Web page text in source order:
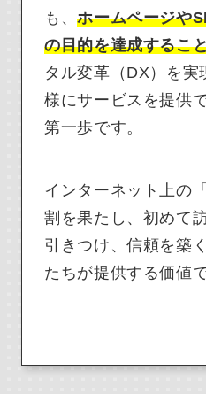
も、ホームページや
の目的を達成するこ
タル変革（DX）を実
様にサービスを提供
第一歩です。
インターネット上の
割を果たし、初めて
引きつけ、信頼を築
たちが提供する価値で